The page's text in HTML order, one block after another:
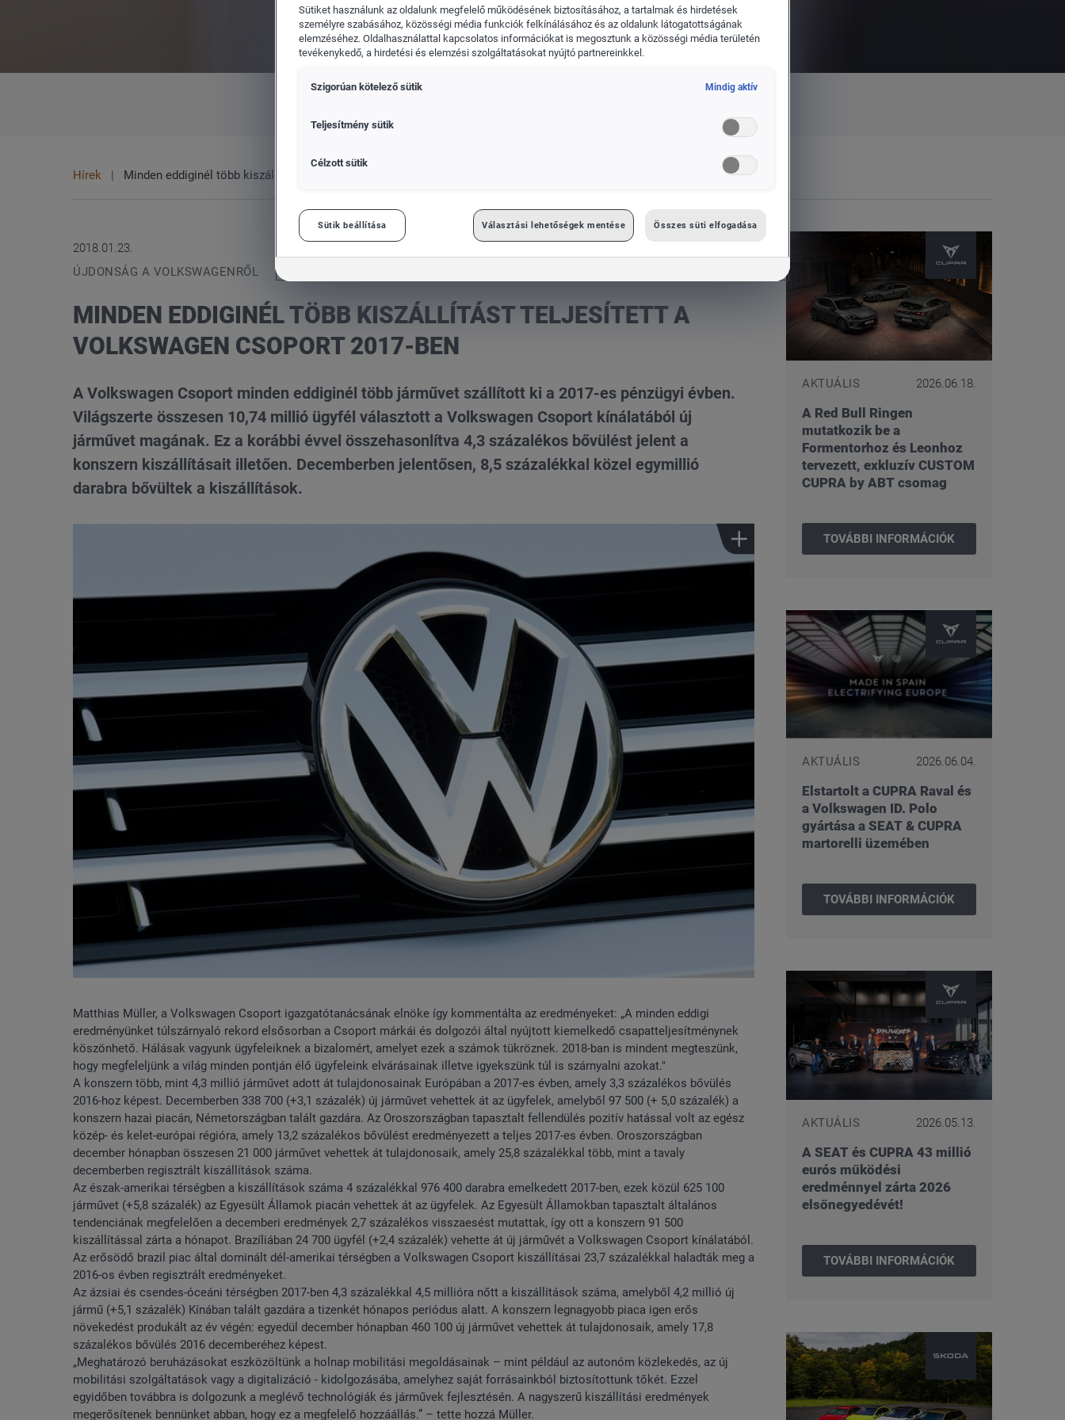
Volkswagen Haszonjárművek
MINDEN
Hírek Minden eddiginél több kiszállítást teljesített a Volkswagen Csoport 2017-ben
2018.01.23.
ÚJDONSÁG A VOLKSWAGENRŐL
MINDEN EDDIGINÉL TÖBB KISZÁLLÍTÁST TELJESÍTETT A
VOLKSWAGEN CSOPORT 2017-BEN
A Volkswagen Csoport minden eddiginél több járművet szállított ki a 2017-es pénzügyi évben.
Világszerte összesen 10,74 millió ügyfél választott a Volkswagen Csoport kínálatából új
járművet magának. Ez a korábbi évvel összehasonlítva 4,3 százalékos bővülést jelent a
konszern kiszállításait illetően. Decemberben jelentősen, 8,5 százalékkal közel egymillió
darabra bővültek a kiszállítások.
Matthias Müller, a Volkswagen Csoport igazgatótanácsának elnöke így kommentálta az eredményeket: „A minden eddigi
eredményünket túlszárnyaló rekord elsősorban a Csoport márkái és dolgozói által nyújtott kiemelkedő csapatteljesítménynek
köszönhető. Hálásak vagyunk ügyfeleiknek a bizalomért, amelyet ezek a számok tükröznek. 2018-ban is mindent megteszünk,
hogy megfeleljünk a világ minden pontján élő ügyfeleink elvárásainak illetve igyekszünk túl is szárnyalni azokat."
A konszern több, mint 4,3 millió járművet adott át tulajdonosainak Európában a 2017-es évben, amely 3,3 százalékos bővülés
2016-hoz képest. Decemberben 338 700 (+3,1 százalék) új járművet vehettek át az ügyfelek, amelyből 97 500 (+ 5,0 százalék) a
konszern hazai piacán, Németországban talált gazdára. Az Oroszországban tapasztalt fellendülés pozitív hatással volt az egész
közép- és kelet-európai régióra, amely 13,2 százalékos bővülést eredményezett a teljes 2017-es évben. Oroszországban
december hónapban összesen 21 000 járművet vehettek át tulajdonosaik, amely 25,8 százalékkal több, mint a tavaly
decemberben regisztrált kiszállítások száma.
Az észak-amerikai térségben a kiszállítások száma 4 százalékkal 976 400 darabra emelkedett 2017-ben, ezek közül 625 100
járművet (+5,8 százalék) az Egyesült Államok piacán vehettek át az ügyfelek. Az Egyesült Államokban tapasztalt általános
tendenciának megfelelően a decemberi eredmények 2,7 százalékos visszaesést mutattak, így ott a konszern 91 500
kiszállítással zárta a hónapot. Brazíliában 24 700 ügyfél (+2,4 százalék) vehette át új járművét a Volkswagen Csoport kínálatából.
Az erősödő brazil piac által dominált dél-amerikai térségben a Volkswagen Csoport kiszállításai 23,7 százalékkal haladták meg a
2016-os évben regisztrált eredményeket.
Az ázsiai és csendes-óceáni térségben 2017-ben 4,3 százalékkal 4,5 millióra nőtt a kiszállítások száma, amelyből 4,2 millió új
jármű (+5,1 százalék) Kínában talált gazdára a tizenkét hónapos periódus alatt. A konszern legnagyobb piaca igen erős
növekedést produkált az év végén: egyedül december hónapban 460 100 új járművet vehettek át tulajdonosaik, amely 17,8
százalékos bővülés 2016 decemberéhez képest.
„Meghatározó beruházásokat eszközöltünk a holnap mobilitási megoldásainak – mint például az autonóm közlekedés, az új
mobilitási szolgáltatások vagy a digitalizáció - kidolgozásába, amelyhez saját forrásainkból biztosítottunk tőkét. Ezzel
egyidőben továbbra is dolgozunk a meglévő technológiák és járművek fejlesztésén. A nagyszerű kiszállítási eredmények
megerősítenek bennünket abban, hogy ez a megfelelő hozzáállás.” – tette hozzá Müller.
AKTUÁLIS 2026.06.18.
A Red Bull Ringen
mutatkozik be a
Formentorhoz és Leonhoz
tervezett, exkluzív CUSTOM
CUPRA by ABT csomag
TOVÁBBI INFORMÁCIÓK
AKTUÁLIS 2026.06.04.
Elstartolt a CUPRA Raval és
a Volkswagen ID. Polo
gyártása a SEAT & CUPRA
martorelli üzemében
TOVÁBBI INFORMÁCIÓK
AKTUÁLIS 2026.05.13.
A SEAT és CUPRA 43 millió
eurós működési
eredménnyel zárta 2026
elsőnegyedévét!
TOVÁBBI INFORMÁCIÓK
Sütiket használunk az oldalunk megfelelő működésének biztosításához, a tartalmak és hirdetések
személyre szabásához, közösségi média funkciók felkínálásához és az oldalunk látogatottságának
elemzéséhez. Oldalhasználattal kapcsolatos információkat is megosztunk a közösségi média területén
tevékenykedő, a hirdetési és elemzési szolgáltatásokat nyújtó partnereinkkel.
Szigorúan kötelező sütik Mindig aktív
Teljesítmény sütik
Célzott sütik
Sütik beállítása Választási lehetőségek mentése Összes süti elfogadása